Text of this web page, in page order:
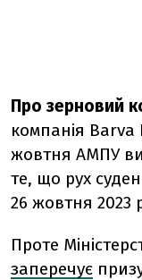
Про зерновий
компанія Barva
жовтня АМПУ
те, що рух
26 жовтня 2023
Проте
заперечує